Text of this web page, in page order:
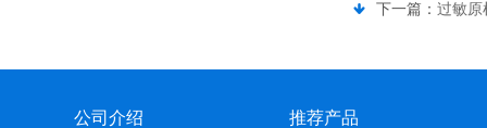
下一篇： 过敏原
公司介绍 推荐产品